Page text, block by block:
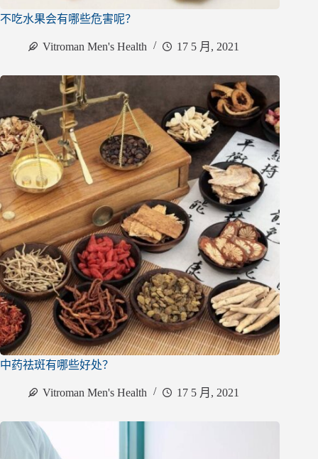
不吃水果会有哪些危害呢？
Vitroman Men's Health 17 5 月, 2021
中药祛斑有哪些好处？
Vitroman Men's Health 17 5 月, 2021